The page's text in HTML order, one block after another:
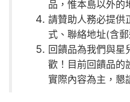
品，惟本島以外的
請贊助人務必提供
式、聯絡地址(含
回饋品為我們與星
歡！目前回饋品的
實際內容為主，懇